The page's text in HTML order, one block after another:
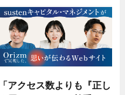
「アクセス数よりも『正し